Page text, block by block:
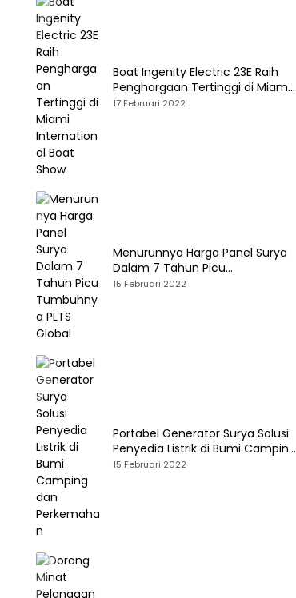
Boat Ingenity Electric 23E Raih
Penghargaan Tertinggi di Miami
International Boat Show
17 Februari 2022
Menurunnya Harga Panel Surya
Dalam 7 Tahun Picu
Tumbuhnya PLTS Global
15 Februari 2022
Portabel Generator Surya Solusi
Penyedia Listrik di Bumi Camping
dan Perkemahan
15 Februari 2022